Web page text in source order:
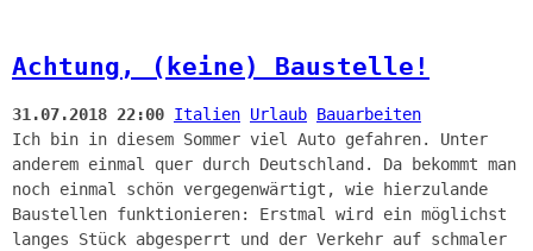
Achtung, (keine) Baustelle!
31.07.2018 22:00 Italien Urlaub Bauarbeiten
Ich bin in diesem Sommer viel Auto gefahren. Unter
anderem einmal quer durch Deutschland. Da bekommt man
noch einmal schön vergegenwärtigt, wie hierzulande
Baustellen funktionieren: Erstmal wird ein möglichst
langes Stück abgesperrt und der Verkehr auf schmaler